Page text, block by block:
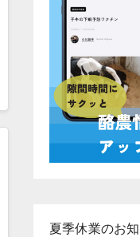
夏季休業のお